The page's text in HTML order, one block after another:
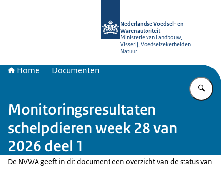
Nederlandse Voedsel- en
Warenautoriteit
Ministerie van Landbouw,
Visserij, Voedselzekerheid en
Natuur
Home Documenten
Monitoringsresultaten
schelpdieren week 28 van
2026 deel 1
De NVWA geeft in dit document een overzicht van de status van